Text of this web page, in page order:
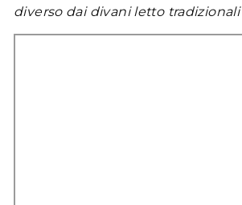
diverso dai divani letto tradizionali